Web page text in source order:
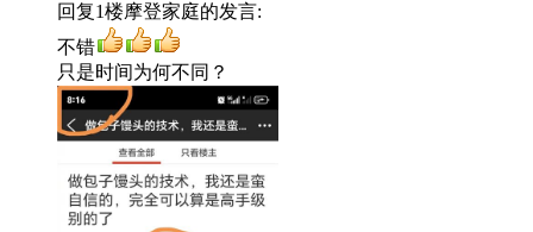
回复1楼摩登家庭的发言:
不错
只是时间为何不同？